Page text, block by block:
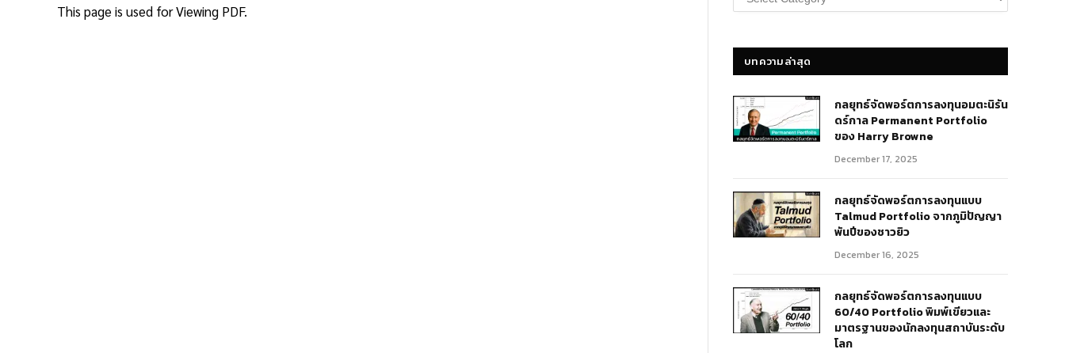
This page is used for Viewing PDF.
หมู่
บทความล่าสุด
กลยุทธ์​จัดพอร์ตการลงทุนอมตะนิรัน
ดร์กาล Permanent Portfolio
ของ Harry Browne
December 17, 2025
กลยุทธ์จัดพอร์ตการลงทุนแบบ
Talmud Portfolio จากภูมิปัญญา
พันปีของชาวยิว
December 16, 2025
กลยุทธ์จัดพอร์ตการลงทุนแบบ
60/40 Portfolio พิมพ์เขียวและ
มาตรฐานของนักลงทุนสถาบันระดับ
โลก